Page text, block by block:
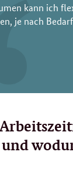
kann ich
je nach